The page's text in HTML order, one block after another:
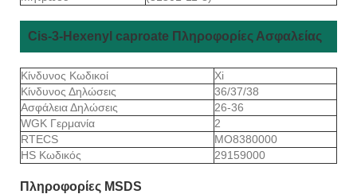
Cis-3-Hexenyl caproate Πληροφορίες Ασφαλείας
Κίνδυνος Κωδικοί
Xi
Κίνδυνος Δηλώσεις
36/37/38
Ασφάλεια Δηλώσεις
26-36
WGK Γερμανία
2
RTECS
MO8380000
HS Κωδικός
29159000
Πληροφορίες MSDS